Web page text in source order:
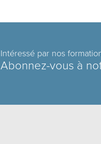
Intéressé par nos
Abonnez-vous à